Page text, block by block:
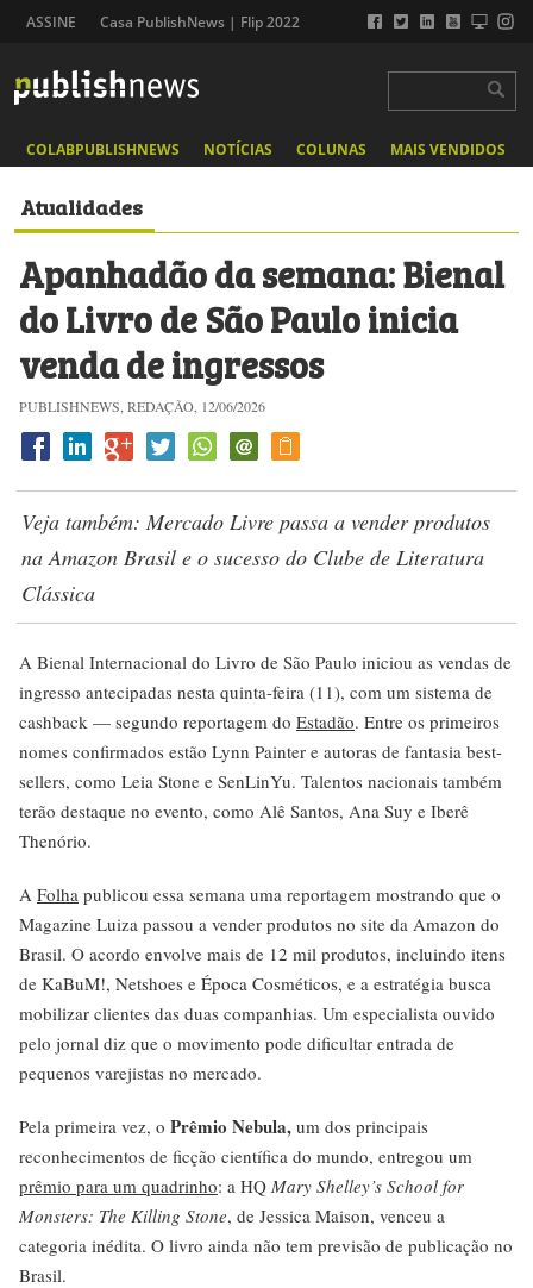
ASSINE Casa PublishNews | Flip 2022
COLABPUBLISHNEWS NOTÍCIAS COLUNAS MAIS VENDIDOS
Atualidades
Apanhadão da semana: Bienal
do Livro de São Paulo inicia
venda de ingressos
PUBLISHNEWS, REDAÇÃO, 12/06/2026
Veja também: Mercado Livre passa a vender produtos
na Amazon Brasil e o sucesso do Clube de Literatura
Clássica
A Bienal Internacional do Livro de São Paulo iniciou as vendas de
ingresso antecipadas nesta quinta-feira (11), com um sistema de
cashback — segundo reportagem do Estadão. Entre os primeiros
nomes confirmados estão Lynn Painter e autoras de fantasia best-
sellers, como Leia Stone e SenLinYu. Talentos nacionais também
terão destaque no evento, como Alê Santos, Ana Suy e Iberê
Thenório.
A Folha publicou essa semana uma reportagem mostrando que o
Magazine Luiza passou a vender produtos no site da Amazon do
Brasil. O acordo envolve mais de 12 mil produtos, incluindo itens
de KaBuM!, Netshoes e Época Cosméticos, e a estratégia busca
mobilizar clientes das duas companhias. Um especialista ouvido
pelo jornal diz que o movimento pode dificultar entrada de
pequenos varejistas no mercado.
Pela primeira vez, o Prêmio Nebula, um dos principais
reconhecimentos de ficção científica do mundo, entregou um
prêmio para um quadrinho: a HQ Mary Shelley’s School for
Monsters: The Killing Stone, de Jessica Maison, venceu a
categoria inédita. O livro ainda não tem previsão de publicação no
Brasil.